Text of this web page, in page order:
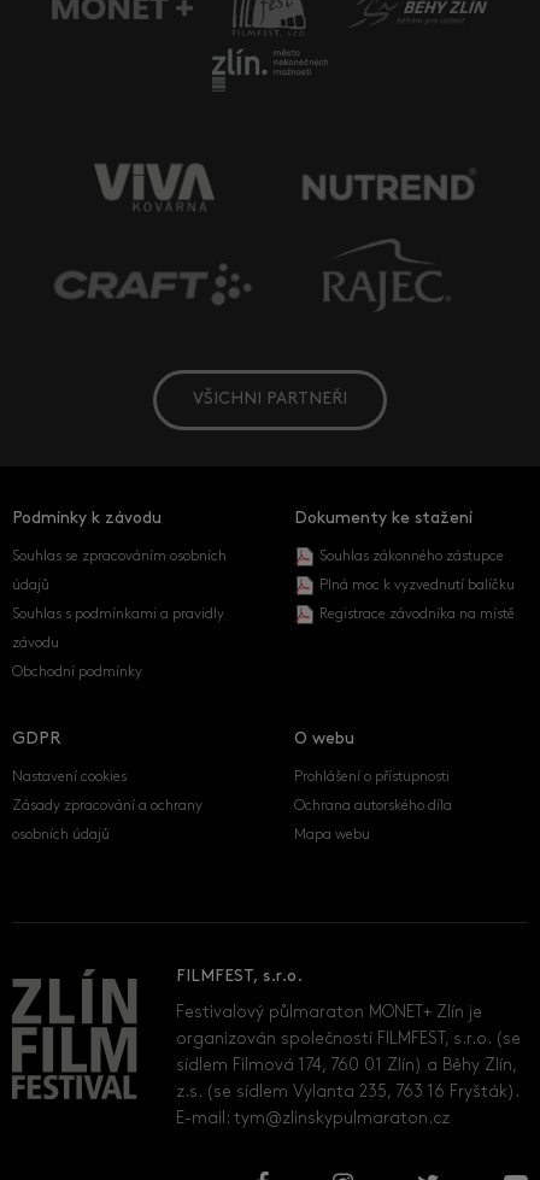
VŠICHNI PARTNEŘI
Podmínky k závodu
Souhlas se zpracováním osobních
údajů
Souhlas s podmínkami a pravidly
závodu
Obchodní podmínky
Dokumenty ke stažení
Souhlas zákonného zástupce
Plná moc k vyzvednutí balíčku
Registrace závodníka na místě
GDPR
Nastavení cookies
Zásady zpracování a ochrany
osobních údajů
O webu
Prohlášení o přístupnosti
Ochrana autorského díla
Mapa webu
FILMFEST, s.r.o.
Festivalový půlmaraton MONET+ Zlín je
organizován společností FILMFEST, s.r.o. (se
sídlem Filmová 174, 760 01 Zlín) a Běhy Zlín,
z.s. (se sídlem Vylanta 235, 763 16 Fryšták).
E-mail:tym@zlinskypulmaraton.cz